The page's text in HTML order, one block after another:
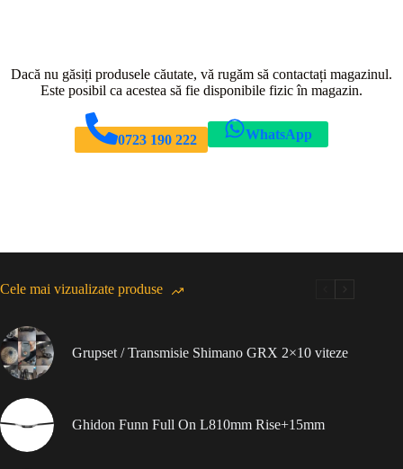
Dacă nu găsiți produsele căutate, vă rugăm să contactați magazinul.
Este posibil ca acestea să fie disponibile fizic în magazin.
0723 190 222 WhatsApp
Cele mai vizualizate produse
Grupset / Transmisie Shimano GRX 2×10 viteze
Ghidon Funn Full On L810mm Rise+15mm